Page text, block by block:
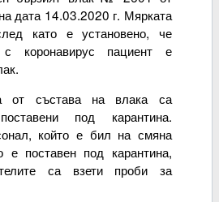
дата 14.03.2020 г. Мярката
като е установено, че
с коронавирус пациент е
от състава на влака са
под карантина.
който е бил на смяна
поставен под карантина,
са взети проби за